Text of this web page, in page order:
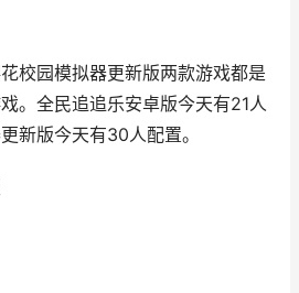
校园模拟器更新版两款游戏都是
。全民追追乐安卓版今天有21人
新版今天有30人配置。